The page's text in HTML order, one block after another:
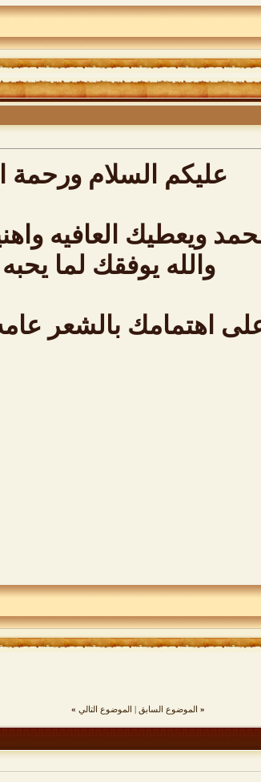
عليكم السلام ورحمة
ويعطيك العافيه
والله يوفقك لما
اهتمامك بالشعر
« الموضوع السابق | الموضوع التالي »